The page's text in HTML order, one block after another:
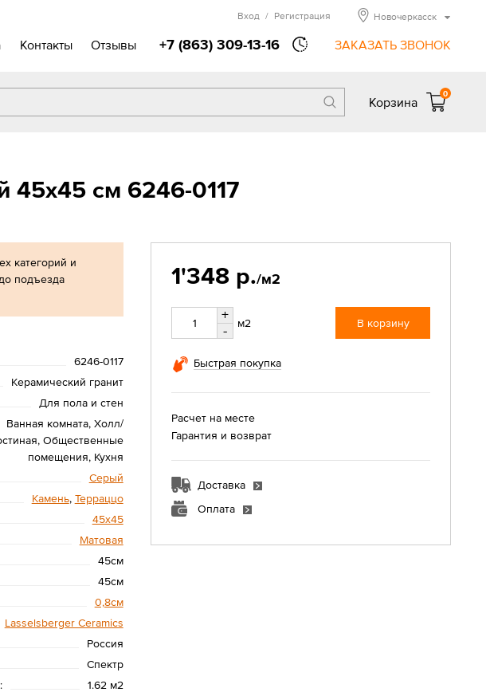
Контакты Отзывы +7 (863) 309-13-16 ЗАКАЗАТЬ ЗВОНОК
Вход / Регистрация Новочеркасск
Корзина
0
45x45 см 6246-0117
категорий и
подъезда
6246-0117
Керамический гранит
Для пола и стен
Ванная комната, Холл/
Общественные
помещения, Кухня
Серый
Камень, Терраццо
45х45
Матовая
45см
45см
0,8см
Lasselsberger Ceramics
Россия
Спектр
1.62 м2
1'348 р./м2
+
-
м2 В корзину
Быстрая покупка
Расчет на месте
Гарантия и возврат
Доставка
Оплата